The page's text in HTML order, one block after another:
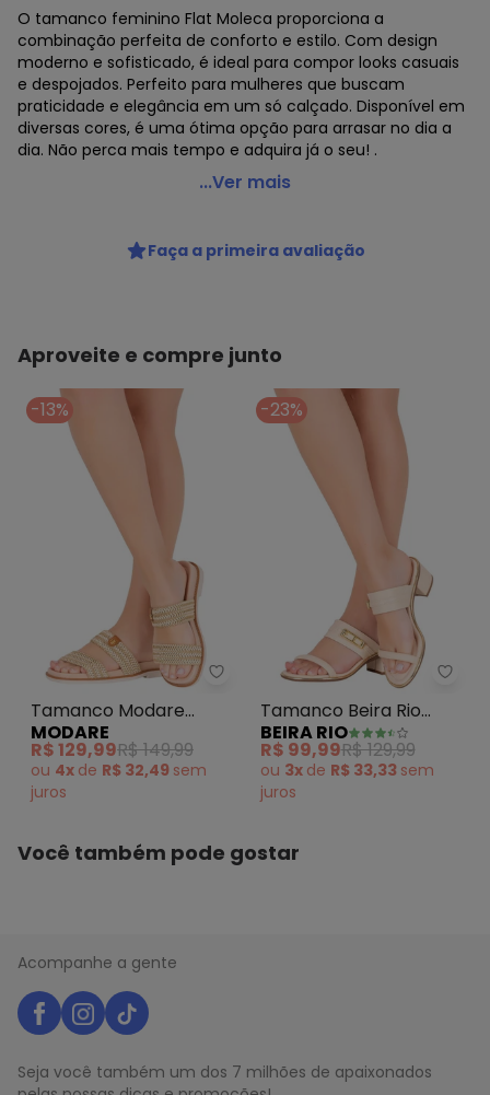
O tamanco feminino Flat Moleca proporciona a
combinação perfeita de conforto e estilo. Com design
moderno e sofisticado, é ideal para compor looks casuais
e despojados. Perfeito para mulheres que buscam
praticidade e elegância em um só calçado. Disponível em
diversas cores, é uma ótima opção para arrasar no dia a
dia. Não perca mais tempo e adquira já o seu! .
Moleca - Tamanco Feminino Flat Moleca 5504108 -
Código do produto: 23467187
MODELO : 0444187
MATERIAL DA SOLA : Borracha
ACABAMENTO : Colado/Costurado
DETALHES : Solado com 3,5 cm aproximadamente
GÊNERO : Female
GRUPO DE IDADE : Adult
TIPO DE SALTO : Flat
MATERIAL DO SAPATO : Camurça Flex/Strass
ESTILO : Salto baixo
Histórico de preços
O preço apresentado abaixo é o menor oferecido em
algum dia do mês, para o menor tamanho disponível.
agosto/2026
julho/2026
junho/2026 N/D*
abril/2026
março/2026
fevereiro/2026
...Ver mais
Faça a primeira avaliação
Aproveite e compre junto
-13%
Tamanco Modare (Creme) em
Tamanco Modare
(Creme) em Sintético
MODARE
R$ 129,99R$ 149,99
ou 4x de R$ 32,49 sem
juros
-23%
Tamanco Beira Rio
(Creme) em Sintético
BEIRA RIO
R$ 99,99R$ 129,99
ou 3x de R$ 33,33 sem
juros
Você também pode gostar
Acompanhe a gente
Seja você também um dos 7 milhões de apaixonados